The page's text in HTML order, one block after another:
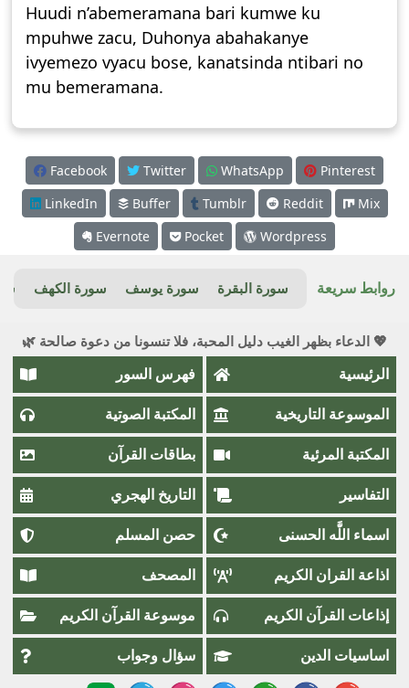
Huudi n’abemeramana bari kumwe ku
mpuhwe zacu, Duhonya abahakanye
ivyemezo vyacu bose, kanatsinda ntibari no
mu bemeramana.
Facebook Twitter WhatsApp
Pinterest
LinkedIn
Buffer Tumblr Reddit
Mix
Evernote
Pocket Wordpress
روابط سريعة سورة البقرة سورة يوسف سورة الكهف
💖 الدعاء بظهر الغيب دليل المحبة، فلا تنسونا من دعوة صالحة 🌿
الرئيسية فهرس السور
الموسوعة التاريخية المكتبة الصوتية
المكتبة المرئية بطاقات القرآن
التفاسير التاريخ الهجري
اسماء اللَّٰه الحسنى حصن المسلم
اذاعة القران الكريم المصحف
إذاعات القرآن الكريم موسوعة القرآن الكريم
اساسيات الدين سؤال وجواب